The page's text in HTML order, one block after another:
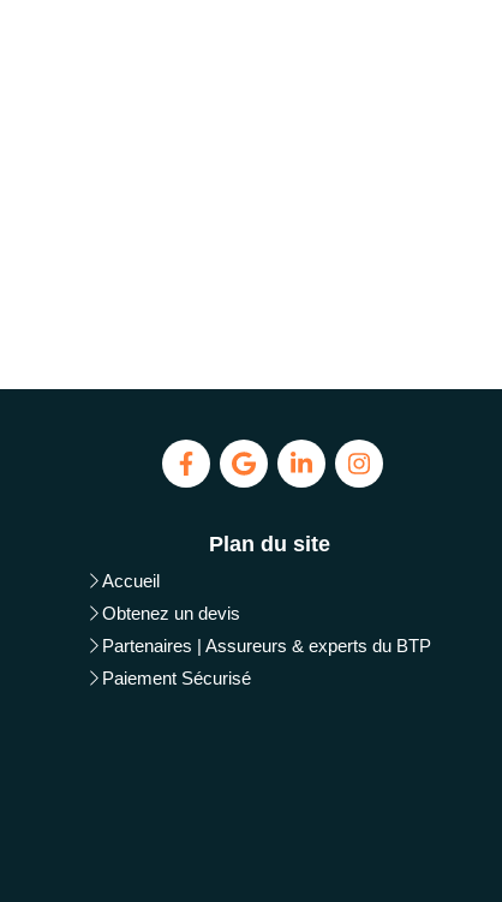
Plan du site
Accueil
Obtenez un devis
Partenaires | Assureurs & experts du BTP
Paiement Sécurisé